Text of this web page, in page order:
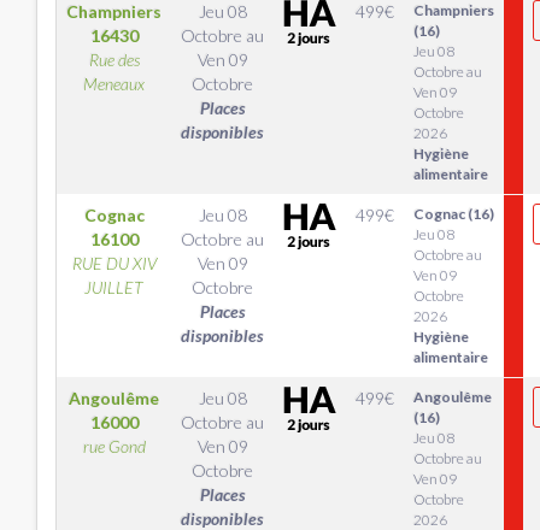
Champniers
16430
Rue des
Meneaux
Jeu 08
Octobre au
Ven 09
Octobre
Places
disponibles
499€
Champniers
(16)
Jeu 08
Octobre au
Ven 09
Octobre
2026
Hygiène
alimentaire
Cognac
16100
RUE DU XIV
JUILLET
Jeu 08
Octobre au
Ven 09
Octobre
Places
disponibles
499€
Cognac (16)
Jeu 08
Octobre au
Ven 09
Octobre
2026
Hygiène
alimentaire
Angoulême
16000
rue Gond
Jeu 08
Octobre au
Ven 09
Octobre
Places
disponibles
499€
Angoulême
(16)
Jeu 08
Octobre au
Ven 09
Octobre
2026